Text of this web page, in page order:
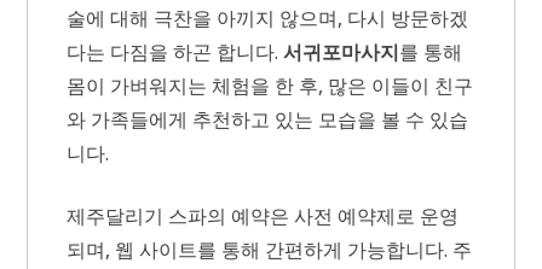
술에 대해 극찬을 아끼지 않으며, 다시 방문하겠
다는 다짐을 하곤 합니다.서귀포마사지를 통해
몸이 가벼워지는 체험을 한 후, 많은 이들이 친구
와 가족들에게 추천하고 있는 모습을 볼 수 있습
니다.
제주달리기 스파의 예약은 사전 예약제로 운영
되며, 웹 사이트를 통해 간편하게 가능합니다. 주